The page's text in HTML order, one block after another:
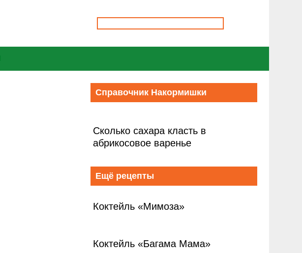
Справочник Накормишки
Сколько сахара класть в
абрикосовое варенье
Ещё рецепты
Коктейль «Мимоза»
Коктейль «Багама Мама»